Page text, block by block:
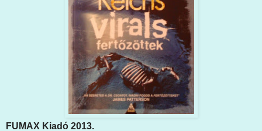
FUMAX Kiadó 2013.